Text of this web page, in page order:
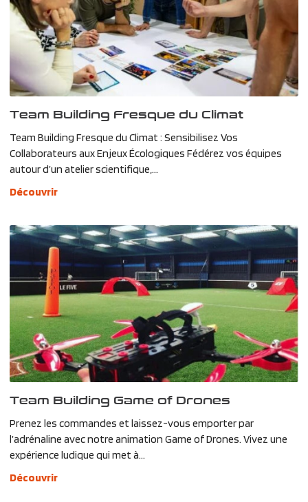
Team Building Fresque du Climat
Team Building Fresque du Climat : Sensibilisez Vos
Collaborateurs aux Enjeux Écologiques Fédérez vos équipes
autour d’un atelier scientifique,...
Découvrir
Team Building Game of Drones
Prenez les commandes et laissez-vous emporter par
l’adrénaline avec notre animation Game of Drones. Vivez une
expérience ludique qui met à...
Découvrir